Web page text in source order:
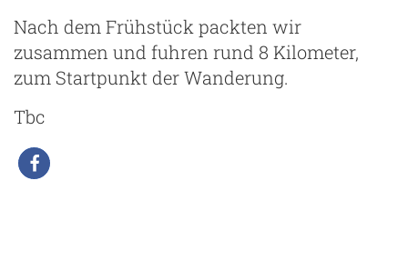
Nach dem Frühstück packten wir
zusammen und fuhren rund 8 Kilometer,
zum Startpunkt der Wanderung.
Tbc